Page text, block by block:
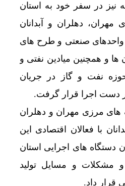
در سفر خود به استان
مهران، دهلران و آبدانان
واحدهای صنعتی و طرح های
ها و همچنین میادین نفتی و
نفت و گاز در جریان
دست اجرا قرار گرفت.
های مرزی مهران و دهلران
با فعالان اقتصادی این
دستگاه های اجرایی استان
مشکلات و مسایل تولید
قرار داد.